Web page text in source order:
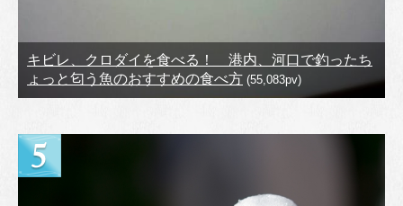
キビレ、クロダイを食べる！ 港内、河口で釣ったち
ょっと匂う魚のおすすめの食べ方 (55,083pv)